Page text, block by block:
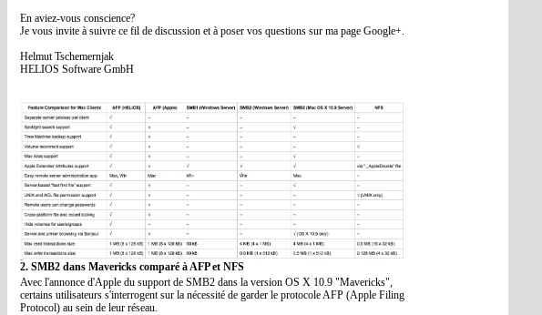
En aviez-vous conscience?
Je vous invite à suivre ce fil de discussion et à poser vos questions sur ma page Google+.
Helmut Tschemernjak
HELIOS Software GmbH
2. SMB2 dans Mavericks comparé à AFP et NFS
Avec l'annonce d'Apple du support de SMB2 dans la version OS X 10.9 "Mavericks",
certains utilisateurs s'interrogent sur la nécessité de garder le protocole AFP (Apple Filing
Protocol) au sein de leur réseau.